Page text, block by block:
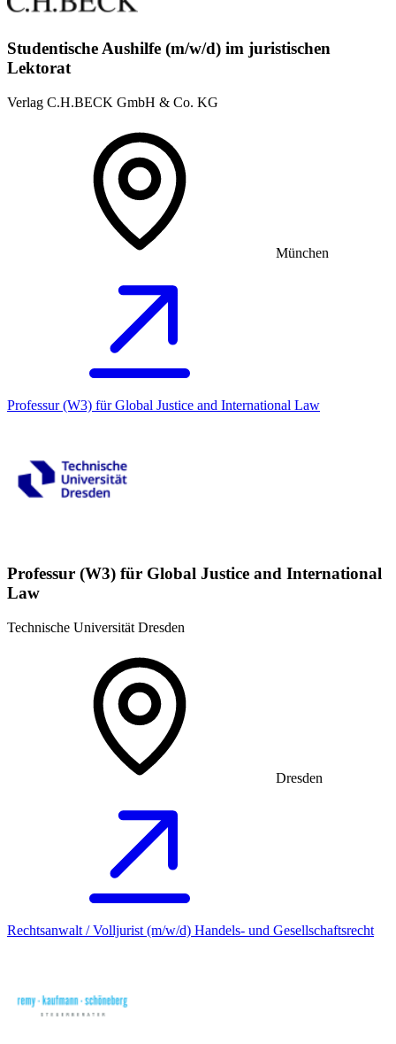
Studentische Aushilfe (m/w/d) im juristischen
Lektorat
Verlag C.H.BECK GmbH & Co. KG
München
Professur (W3) für Global Justice and International Law
Professur (W3) für Global Justice and International
Law
Technische Universität Dresden
Dresden
Rechtsanwalt / Volljurist (m/w/d) Handels- und Gesellschaftsrecht